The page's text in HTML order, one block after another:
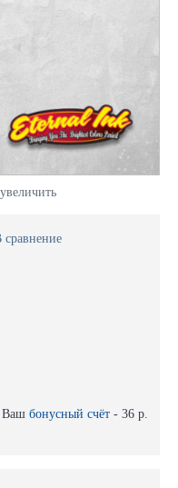
сравнение
Ваш бонусный счёт - 36 р.